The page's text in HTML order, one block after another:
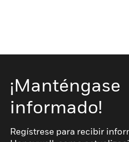
¡Manténgase
informado!
Regístrese para recibir